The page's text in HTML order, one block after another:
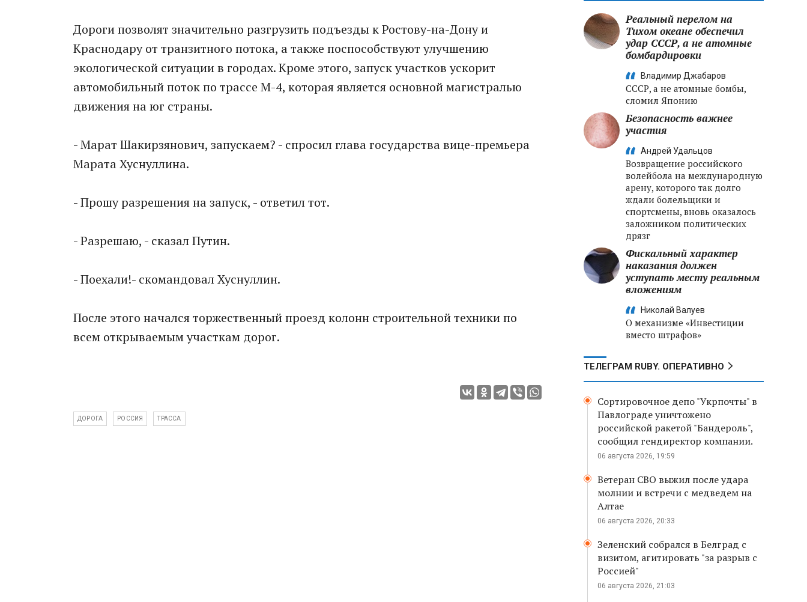
Дороги позволят значительно разгрузить подъезды к Ростову-на-Дону и
Краснодару от транзитного потока, а также поспособствуют улучшению
экологической ситуации в городах. Кроме этого, запуск участков ускорит
автомобильный поток по трассе М-4, которая является основной магистралью
движения на юг страны.
- Марат Шакирзянович, запускаем? - спросил глава государства вице-премьера
Марата Хуснуллина.
- Прошу разрешения на запуск, - ответил тот.
- Разрешаю, - сказал Путин.
- Поехали!- скомандовал Хуснуллин.
После этого начался торжественный проезд колонн строительной техники по
всем открываемым участкам дорог.
ДОРОГА РОССИЯ ТРАССА
Реальный перелом на
Тихом океане обеспечил
удар СССР, а не атомные
бомбардировки
Владимир Джабаров
СССР, а не атомные бомбы,
сломил Японию
Безопасность важнее
участия
Андрей Удальцов
Возвращение российского
волейбола на международную
арену, которого так долго
ждали болельщики и
спортсмены, вновь оказалось
заложником политических
дрязг
Фискальный характер
наказания должен
уступать месту реальным
вложениям
Николай Валуев
О механизме «Инвестиции
вместо штрафов»
ТЕЛЕГРАМ RUBY. ОПЕРАТИВНО
Сортировочное депо "Укрпочты" в
Павлограде уничтожено
российской ракетой "Бандероль",
сообщил гендиректор компании.
06 августа 2026, 19:59
Ветеран СВО выжил после удара
молнии и встречи с медведем на
Алтае
06 августа 2026, 20:33
Зеленский собрался в Белград с
визитом, агитировать "за разрыв с
Россией"
06 августа 2026, 21:03